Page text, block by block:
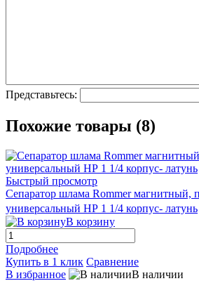
Представьтесь:
Похожие товары (8)
Быстрый просмотр
Сепаратор шлама Rommer магнитный,
универсальный НР 1 1/4 корпус- латунь
В корзину
Подробнее
Купить в 1 клик Сравнение
В избранное
В наличии